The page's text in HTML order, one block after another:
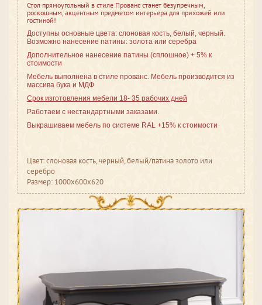
Стол прямоугольный в стиле Прованс станет безупречным,
роскошным, акцентным предметом интерьера для прихожей или
гостиной!
Доступны основные цвета: слоновая кость, белый, черный.
Возможно нанесение патины: золота или серебра
Дополнительное нанесение патины (сплошное) + 5% к
стоимости
Мебель выполнена в стиле прованс. Мебель производится из
массива бука и МДФ
Срок изготовления мебели 18- 35 рабочих дней
Работаем с нестандартными заказами.
Выкрашиваем мебель по системе RAL +15% к стоимости
Цвет: слоновая кость, черный, белый/патина золото или
серебро
Размер: 1000x600x620